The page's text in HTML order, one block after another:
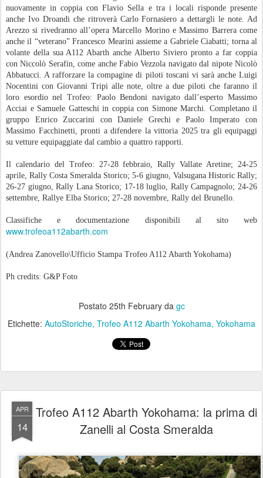
nuovamente in coppia con Flavio Sella e tra i locali risponde presente
anche Ivo Droandi che ritroverà Carlo Fornasiero a dettargli le note. Ad
Arezzo si rivedranno all’opera Marcello Morino e Massimo Barrera come
anche il “veterano” Francesco Mearini assieme a Gabriele Ciabatti; torna al
volante della sua A112 Abarth anche Alberto Siviero pronto a far coppia
con Niccolò Serafin, come anche Fabio Vezzola navigato dal nipote Nicolò
Abbatucci. A rafforzare la compagine di piloti toscani vi sarà anche Luigi
Nocentini con Giovanni Tripi alle note, oltre a due piloti che faranno il
loro esordio nel Trofeo: Paolo Bendoni navigato dall’esperto Massimo
Acciai e Samuele Gatteschi in coppia con Simone Marchi. Completano il
gruppo Enrico Zuccarini con Daniele Grechi e Paolo Imperato con
Massimo Facchinetti, pronti a difendere la vittoria 2025 tra gli equipaggi
su vetture equipaggiate dal cambio a quattro rapporti.
Il calendario del Trofeo: 27-28 febbraio, Rally Vallate Aretine; 24-25
aprile, Rally Costa Smeralda Storico; 5-6 giugno, Valsugana Historic Rally;
26-27 giugno, Rally Lana Storico; 17-18 luglio, Rally Campagnolo; 24-26
settembre, Rallye Elba Storico; 27-28 novembre, Rally del Brunello.
Classifiche e documentazione disponibili al sito web
www.trofeoa112abarth.com
(Andrea Zanovello\Ufficio Stampa Trofeo A112 Abarth Yokohama)
Ph credits: G&P Foto
Postato 25th Februaryda gc
Etichette: AutoStoriche Trofeo A112 Abarth Yokohama Yokohama
APR
14
Trofeo A112 Abarth Yokohama: la prima di
Zanelli al Costa Smeralda